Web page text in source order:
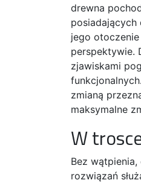
drewna
jego
perspektywie.
zjawiskami
zmianą
maksymalne
W
Bez
rozwiązań